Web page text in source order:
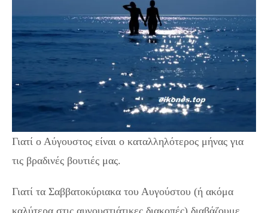
Γιατί ο Αύγουστος είναι ο καταλληλότερος μήνας για
τις βραδινές βουτιές μας.
Γιατί τα Σαββατοκύριακα του Αυγούστου (ή ακόμα
καλύτερα στις αυγουστιάτικες διακοπές) διαβάζουμε